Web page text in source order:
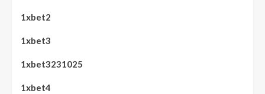
1xbet2
1xbet3
1xbet3231025
1xbet4